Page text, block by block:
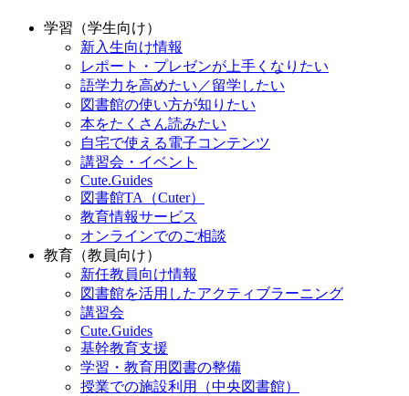
学習（学生向け）
新入生向け情報
レポート・プレゼンが上手くなりたい
語学力を高めたい／留学したい
図書館の使い方が知りたい
本をたくさん読みたい
自宅で使える電子コンテンツ
講習会・イベント
Cute.Guides
図書館TA（Cuter）
教育情報サービス
オンラインでのご相談
教育（教員向け）
新任教員向け情報
図書館を活用したアクティブラーニング
講習会
Cute.Guides
基幹教育支援
学習・教育用図書の整備
授業での施設利用（中央図書館）